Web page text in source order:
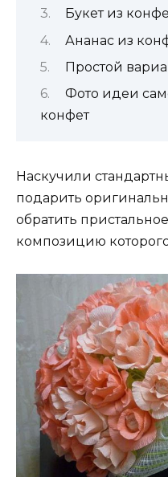
Букет из
Ананас из
Простой
Фото идеи
конфет
Наскучили
подарить
обратить
композицию